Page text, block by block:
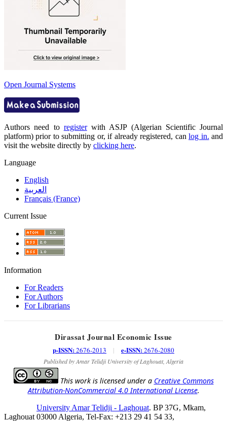
Open Journal Systems
Authors need to registerwith ASJP (Algerian Scientific Journal
platform) prior to submitting or, if already registered, canlog in. and
visit the website directly by clicking here.
Language
English
العربية
Français (France)
Current Issue
Information
For Readers
For Authors
For Librarians
Dirassat Journal Economic Issue
p-ISSN:2676-2013 | e-ISSN:2676-2080
Published by Amar Telidji University of Laghouat, Algeria
This work is licensed under a Creative Commons
Attribution-NonCommercial 4.0 International License.
University Amar Telidji - Laghouat. BP 37G, Mkam,
Laghouat 03000 Algeria, Tel-Fax: +213 29 41 54 33,